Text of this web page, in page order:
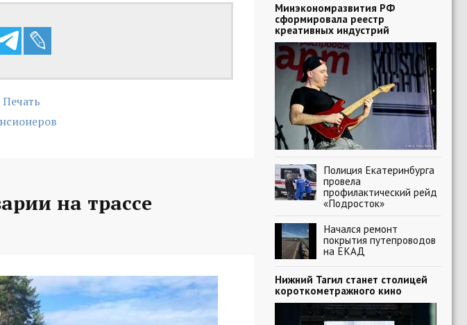
Печать
на трассе
Минэкономразвития РФ
сформировала реестр
креативных индустрий
Полиция Екатеринбурга
провела
профилактический рейд
«Подросток»
Начался ремонт
покрытия путепроводов
на ЕКАД
Нижний Тагил станет столицей
короткометражного кино